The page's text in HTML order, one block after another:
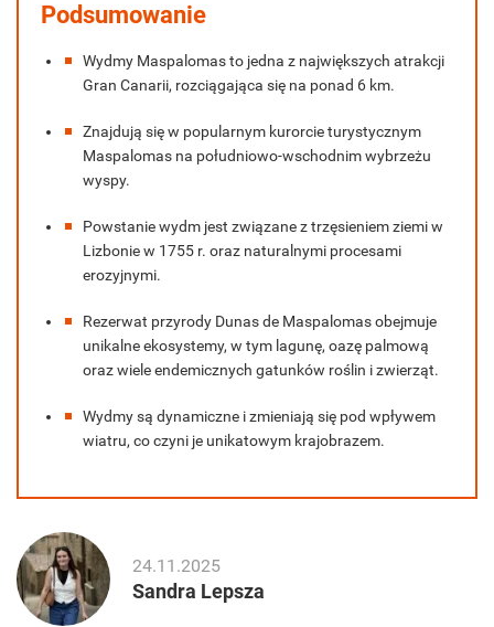
Podsumowanie
Wydmy Maspalomas to jedna z największych atrakcji
Gran Canarii, rozciągająca się na ponad 6 km.
Znajdują się w popularnym kurorcie turystycznym
Maspalomas na południowo-wschodnim wybrzeżu
wyspy.
Powstanie wydm jest związane z trzęsieniem ziemi w
Lizbonie w 1755 r. oraz naturalnymi procesami
erozyjnymi.
Rezerwat przyrody Dunas de Maspalomas obejmuje
unikalne ekosystemy, w tym lagunę, oazę palmową
oraz wiele endemicznych gatunków roślin i zwierząt.
Wydmy są dynamiczne i zmieniają się pod wpływem
wiatru, co czyni je unikatowym krajobrazem.
24.11.2025
Sandra Lepsza